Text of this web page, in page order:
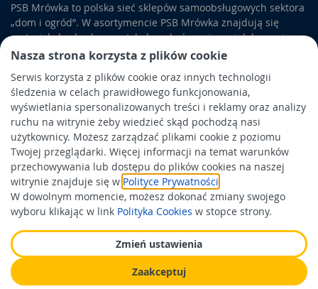
Nasza strona korzysta z plików cookie
Serwis korzysta z plików cookie oraz innych technologii
śledzenia w celach prawidłowego funkcjonowania,
wyświetlania spersonalizowanych treści i reklamy oraz analizy
ruchu na witrynie żeby wiedzieć skąd pochodzą nasi
użytkownicy. Możesz zarządzać plikami cookie z poziomu
Twojej przeglądarki. Więcej informacji na temat warunków
przechowywania lub dostępu do plików cookies na naszej
witrynie znajduje się w Polityce Prywatności
W dowolnym momencie, możesz dokonać zmiany swojego
wyboru klikając w link Polityka Cookies w stopce strony.
Zmień ustawienia
Zaakceptuj
PSB Mrówka to polska sieć sklepów samoobsługowych sektora
„dom i ogród”. W asortymencie PSB Mrówka znajdują się
materiały budowlane, artykuły wykończeniowe i dekoracyjne,
wyposażenie łazienek i kuchni, elektronarzędzia, a także
artykuły związane z ogrodem i otoczeniem domu.
Obowiązek informacyjny
Polityka prywatności
Polityka Cookies
Odbiór zużytego sprzętu
Wykonanie:
Wspierają nas: